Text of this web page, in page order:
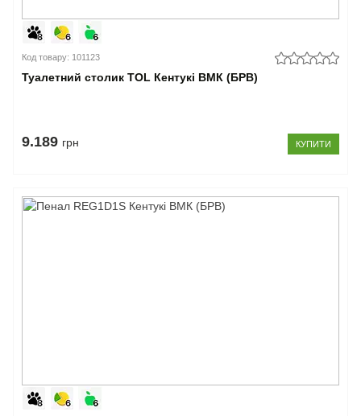
Код товару: 101123
Туалетний столик TOL Кентукі ВМК (БРВ)
9.189 грн КУПИТИ